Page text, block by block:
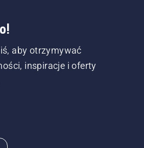
aby otrzymywać
inspiracje i oferty